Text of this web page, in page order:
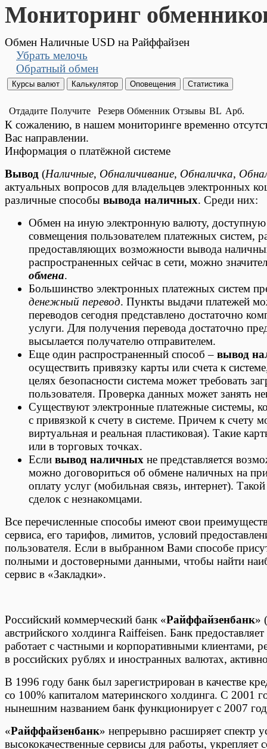
Мониторинг
Обмен Наличные USD на Райффайзен
Убрать мелочь
Обратный обмен
Отдадите Получите Резерв Обменник Отзывы BL Арб.
К сожалению, в нашем мониторинге временно
Вас направлении.
Информация о платёжной системе
Вывод (Наличные, Обналичивание, Обналичка,
актуальных вопросов для владельцев электронных
различные способы вывода наличных. Среди них:
Обмен на иную электронную валюту, доступную
совмещения пользователем платежных систем,
предоставляющих возможности вывода
распространенных сейчас в сети, можно
обмена.
Большинство электронных платежных систем
денежный перевод. Пункты выдачи платежей
переводов сегодня представлено достаточно
услуги. Для получения перевода достаточно
высылается получателю отправителем.
Еще один распространенный способ – вывод
осуществить привязку карты или счета к
целях безопасности система может требовать
пользователя. Проверка данных может занять
Существуют электронные платежные системы,
с привязкой к счету в системе. Причем к счету
виртуальная и реальная пластиковая). Такие
или в торговых точках.
Если вывод наличных не представляется
можно договориться об обмене наличных на
оплату услуг (мобильная связь, интернет).
сделок с незнакомцами.
Все перечисленные способы имеют свои
сервиса, его тарифов, лимитов, условий
пользователя. Если в выбранном Вами способе
полными и достоверными данными, чтобы найти
сервис в «Закладки».
Российский коммерческий банк «Райффайзенбанк» (
австрийского холдинга Raiffeisen. Банк
работает с частными и корпоративными клиентами,
в российских рублях и иностранных валютах,
В 1996 году банк был зарегистрирован в качестве
со 100% капиталом материнского холдинга. С 2001
нынешним названием банк функционирует с 2007
«Райффайзенбанк» непрерывно расширяет спектр
высококачественные сервисы для работы, укрепляет